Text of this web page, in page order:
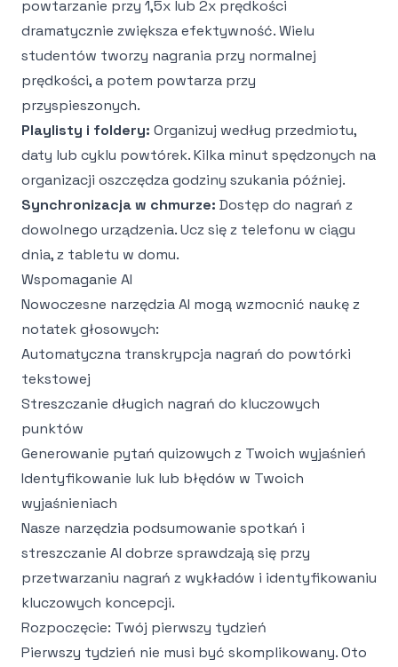
powtarzanie przy 1,5x lub 2x prędkości
dramatycznie zwiększa efektywność. Wielu
studentów tworzy nagrania przy normalnej
prędkości, a potem powtarza przy
przyspieszonych.
Playlisty i foldery: Organizuj według przedmiotu,
daty lub cyklu powtórek. Kilka minut spędzonych na
organizacji oszczędza godziny szukania później.
Synchronizacja w chmurze: Dostęp do nagrań z
dowolnego urządzenia. Ucz się z telefonu w ciągu
dnia, z tabletu w domu.
Wspomaganie AI
Nowoczesne narzędzia AI mogą wzmocnić naukę z
notatek głosowych:
Automatyczna transkrypcja nagrań do powtórki
tekstowej
Streszczanie długich nagrań do kluczowych
punktów
Generowanie pytań quizowych z Twoich wyjaśnień
Identyfikowanie luk lub błędów w Twoich
wyjaśnieniach
Nasze narzędzia podsumowanie spotkań i
streszczanie AI dobrze sprawdzają się przy
przetwarzaniu nagrań z wykładów i identyfikowaniu
kluczowych koncepcji.
Rozpoczęcie: Twój pierwszy tydzień
Pierwszy tydzień nie musi być skomplikowany. Oto